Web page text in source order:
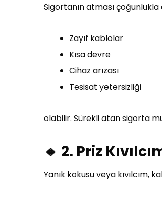
Sigortanın atması
Zayıf kablolar
Kısa devre
Cihaz arızası
Tesisat yetersizliği
olabilir. Sürekli atan sigorta
🔸 2. Priz
Yanık kokusu veya kıvılcım,